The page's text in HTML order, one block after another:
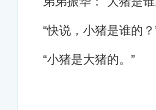
“快说，小猪是谁的？
“小猪是大猪的。”